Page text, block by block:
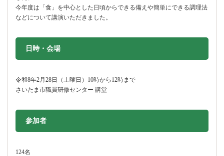
今年度は「食」を中心とした日頃からできる備えや簡単にできる調理法
などについて講演いただきました。
日時・会場
令和8年2月28日（土曜日）10時から12時まで
さいたま市職員研修センター 講堂
参加者
124名